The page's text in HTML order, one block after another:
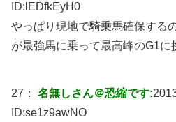
ID: lEDfkEyH0
やっぱり現地で騎乗馬確保する
が最強馬に乗って最高峰のG1に
27： 名無しさん＠恐縮です:
ID:se1z9awNO